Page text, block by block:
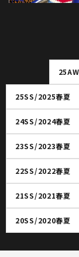
25SS/2025春夏
24SS/2024春夏
23SS/2023春夏
22SS/2022春夏
21SS/2021春夏
20SS/2020春夏